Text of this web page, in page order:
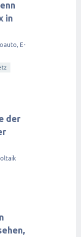
in
E-
der